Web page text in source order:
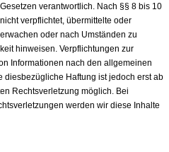
verantwortlich. Nach §§ 8 bis 10
verpflichtet, übermittelte oder
oder nach Umständen zu
hinweisen. Verpflichtungen zur
Informationen nach den allgemeinen
Haftung ist jedoch erst ab
Rechtsverletzung möglich. Bei
werden wir diese Inhalte